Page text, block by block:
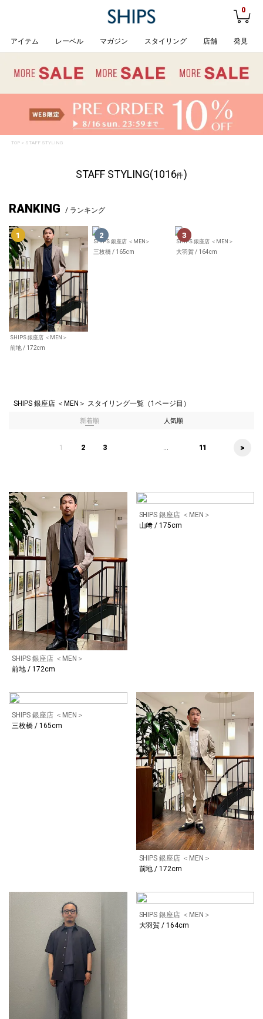
0
アイテム レーベル マガジン スタイリング 店舗 発見
TOP> STAFF STYLING
STAFF STYLING(1016件)
RANKING / ランキング
SHIPS 銀座店 ＜MEN＞
前地 / 172cm
SHIPS 銀座店 ＜MEN＞
三枚橋 / 165cm
SHIPS 銀座店 ＜MEN＞
大羽賀 / 164cm
SHIPS 銀座店 ＜MEN＞ スタイリング一覧（1ページ目）
新着順 人気順
1 2 3 ... 11 >
SHIPS 銀座店 ＜MEN＞
前地 / 172cm
SHIPS 銀座店 ＜MEN＞
山﨑 / 175cm
SHIPS 銀座店 ＜MEN＞
三枚橋 / 165cm
SHIPS 銀座店 ＜MEN＞
前地 / 172cm
SHIPS 銀座店 ＜MEN＞
大羽賀 / 164cm